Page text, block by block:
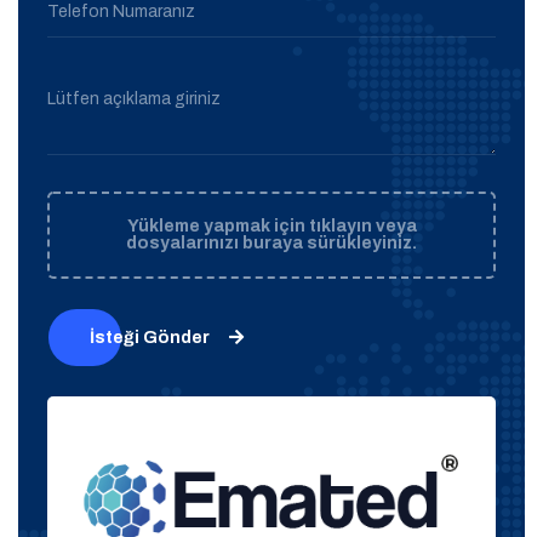
Telefon Numaranız
Lütfen açıklama giriniz
Yükleme yapmak için tıklayın veya
dosyalarınızı buraya sürükleyiniz.
İsteği Gönder